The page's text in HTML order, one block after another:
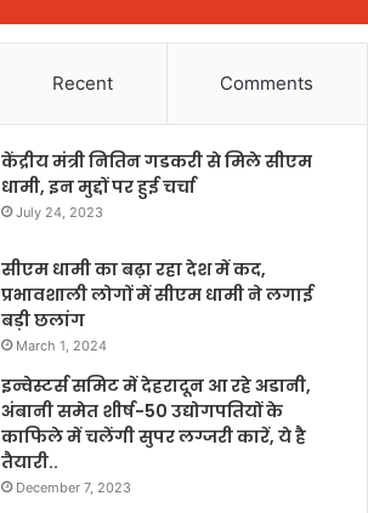
Recent Comments
केंद्रीय मंत्री नितिन गडकरी से मिले सीएम
धामी, इन मुद्दों पर हुई चर्चा
July 24, 2023
सीएम धामी का बढ़ा रहा देश में कद,
प्रभावशाली लोगों में सीएम धामी ने लगाई
बड़ी छलांग
March 1, 2024
इन्वेस्टर्स समिट में देहरादून आ रहे अडानी,
अंबानी समेत शीर्ष-50 उद्योगपतियों के
काफिले में चलेंगी सुपर लग्जरी कारें, ये है
तैयारी..
December 7, 2023